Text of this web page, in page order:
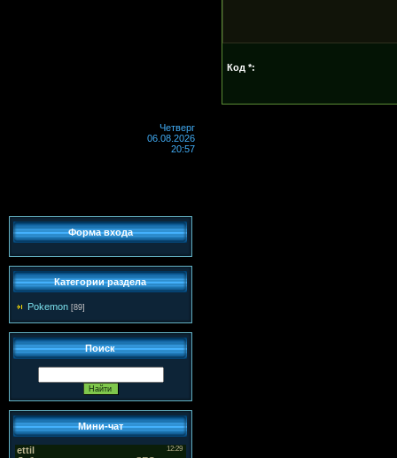
Код *:
Четверг
06.08.2026
20:57
Форма входа
Категории раздела
Pokemon [89]
Поиск
Мини-чат